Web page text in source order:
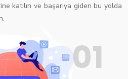
katılın ve başarıya giden bu yolda
01